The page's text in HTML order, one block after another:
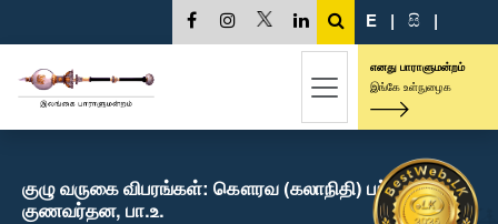
E | සි |
எனது பாராளுமன்றம்
இங்கே உள்நுழைக
குழு வருகை விபரங்கள்: கௌரவ (கலாநிதி) பந்துல
குணவர்தன, பா.உ.